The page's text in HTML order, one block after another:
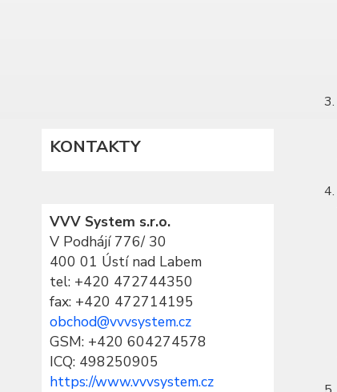
KONTAKTY
VVV System s.r.o.
V Podhájí 776/ 30
400 01 Ústí nad Labem
tel: +420 472744350
fax: +420 472714195
obchod@vvvsystem.cz
GSM: +420 604274578
ICQ: 498250905
https://www.vvvsystem.cz